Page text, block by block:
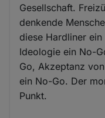
Gesellschaft.
denkende
diese Hardliner
Ideologie ein No-
Go, Akzeptanz
ein No-Go. Der
Punkt.